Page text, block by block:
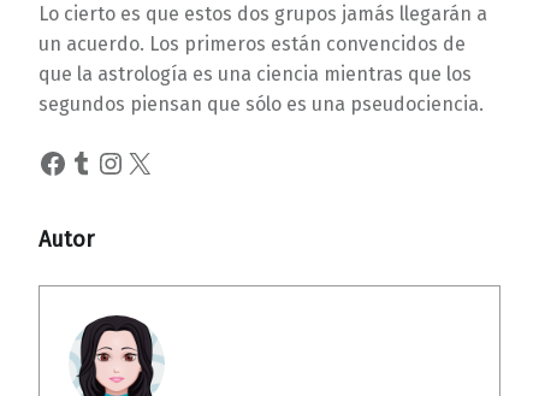
Lo cierto es que estos dos grupos jamás llegarán a
un acuerdo. Los primeros están convencidos de
que la astrología es una ciencia mientras que los
segundos piensan que sólo es una pseudociencia.
Facebook
Tumblr
Instagram
X
Autor